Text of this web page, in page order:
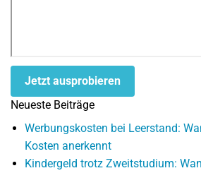
Jetzt ausprobieren
Neueste Beiträge
Werbungskosten bei Leerstand:
Kosten anerkennt
Kindergeld trotz Zweitstudium: